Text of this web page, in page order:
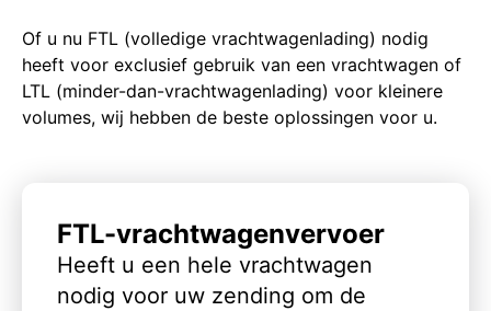
Of u nu FTL (volledige vrachtwagenlading) nodig
heeft voor exclusief gebruik van een vrachtwagen of
LTL (minder-dan-vrachtwagenlading) voor kleinere
volumes, wij hebben de beste oplossingen voor u.
FTL-vrachtwagenvervoer
Heeft u een hele vrachtwagen
nodig voor uw zending om de